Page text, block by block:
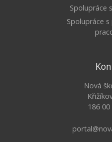
Spolupráce
Spolupráce
Nová
186